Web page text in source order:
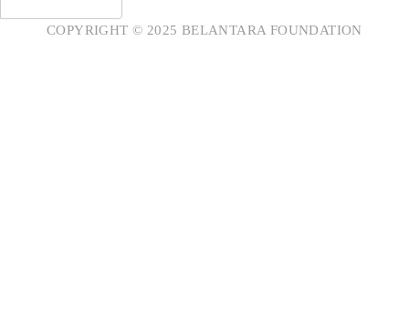
COPYRIGHT © 2025 BELANTARA FOUNDATION